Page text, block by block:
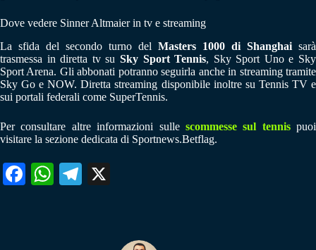
Dove vedere Sinner Altmaier in tv e streaming
La sfida del secondo turno del Masters 1000 di Shanghai sarà
trasmessa in diretta tv su Sky Sport Tennis, Sky Sport Uno e Sky
Sport Arena. Gli abbonati potranno seguirla anche in streaming tramite
Sky Go e NOW. Diretta streaming disponibile inoltre su Tennis TV e
sui portali federali come SuperTennis.
Per consultare altre informazioni sulle scommesse sul tennispuoi
visitare la sezione dedicata di Sportnews.Betflag.
Fa W
Te